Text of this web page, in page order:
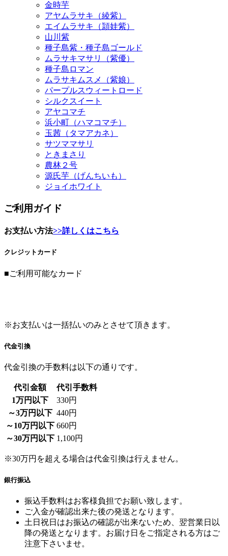
金時芋
アヤムラサキ（綾紫）
エイムラサキ（頴娃紫）
山川紫
種子島紫・種子島ゴールド
ムラサキマサリ（紫優）
種子島ロマン
ムラサキムスメ（紫娘）
パープルスウィートロード
シルクスイート
アヤコマチ
浜小町（ハマコマチ）
玉茜（タマアカネ）
サツママサリ
ときまさり
農林２号
源氏芋（げんちいも）
ジョイホワイト
ご利用ガイド
お支払い方法>>詳しくはこちら
クレジットカード
■ご利用可能なカード
※お支払いは一括払いのみとさせて頂きます。
代金引換
代金引換の手数料は以下の通りです。
代引金額
代引手数料
1万円以下
330円
～3万円以下 440円
～10万円以下 660円
～30万円以下 1,100円
※30万円を超える場合は代金引換は行えません。
銀行振込
振込手数料はお客様負担でお願い致します。
ご入金が確認出来た後の発送となります。
土日祝日はお振込の確認が出来ないため、翌営業日以
降の発送となります。お届け日をご指定される方はご
注意下さいませ。